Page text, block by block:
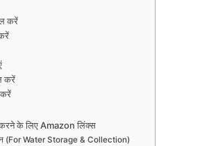
करें
करें
करें
करने के लिए Amazon लिंक्स
(For Water Storage & Collection)